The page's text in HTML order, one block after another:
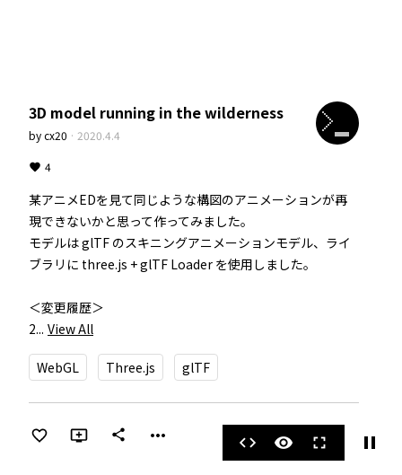
3D model running in the wilderness
bycx20 · 2020.4.4
4
某アニメEDを見て同じような構図のアニメーションが再
現できないかと思って作ってみました。
モデルは glTF のスキニングアニメーションモデル、ライ
ブラリに three.js + glTF Loader を使用しました。
＜変更履歴＞
2... View All
WebGL Three.js glTF
share more_horiz code visibility fullscreen pause